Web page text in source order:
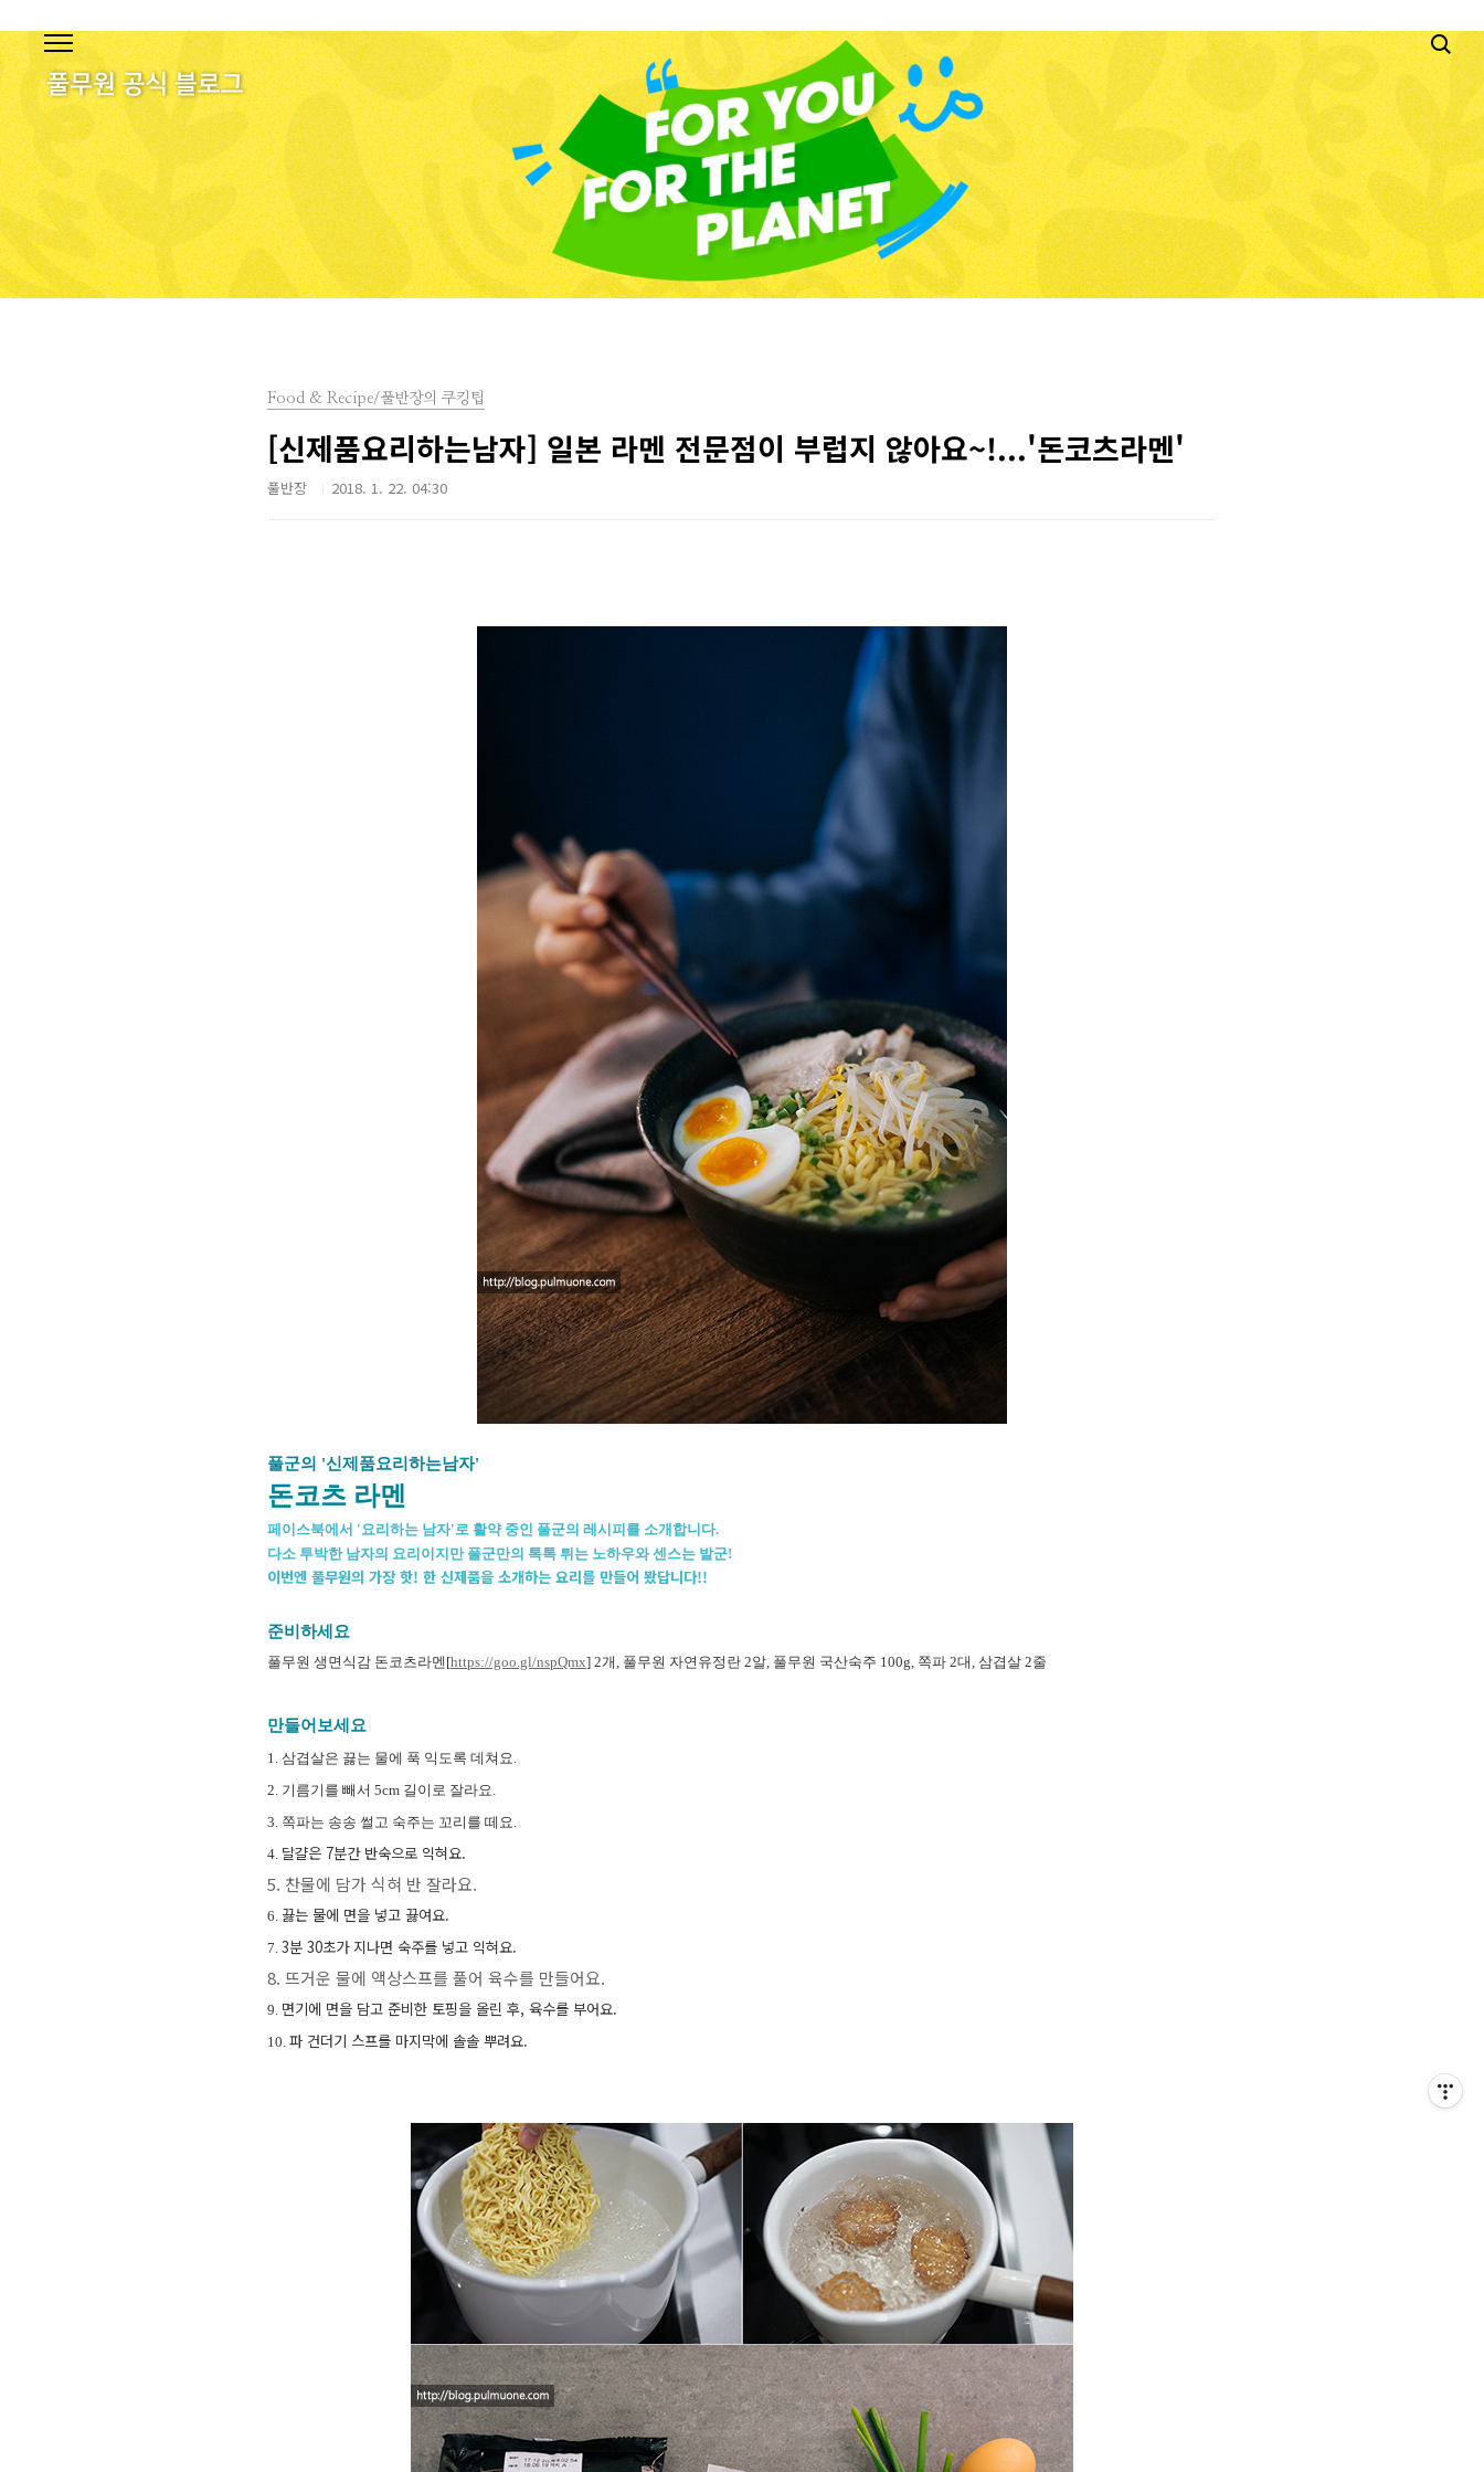
Food & Recipe/풀반장의 쿠킹팁
[신제품요리하는남자] 일본 라멘 전문점이 부럽지 않아요~!...'돈코츠라멘'
풀반장 2018. 1. 22. 04:30
풀군의 '신제품요리하는남자'
돈코츠 라멘
페이스북에서 '요리하는 남자'로 활약 중인 풀군의 레시피를 소개합니다.
다소 투박한 남자의 요리이지만 풀군만의 톡톡 튀는 노하우와 센스는 발군!
이번엔 풀무원의 가장 핫! 한 신제품을 소개하는 요리를 만들어 봤답니다!!
준비하세요
풀무원 생면식감 돈코츠라멘[https://goo.gl/nspQmx] 2개, 풀무원 자연유정란 2알, 풀무원 국산숙주 100g, 쪽파 2대, 삼겹살 2줄
만들어보세요
1. 삼겹살은 끓는 물에 푹 익도록 데쳐요
2. 기름기를 빼서 5cm 길이로 잘라요
3. 쪽파는 송송 썰고 숙주는 꼬리를 떼요.
4. 달걀은 7분간 반숙으로 익혀요.
5. 찬물에 담가 식혀 반 잘라요.
6. 끓는 물에 면을 넣고 끓여요.
7. 3분 30초가 지나면 숙주를 넣고 익혀요.
8. 뜨거운 물에 액상스프를 풀어 육수를 만들어요.
9. 면기에 면을 담고 준비한 토핑을 올린 후, 육수를 부어요.
10. 파 건더기 스프를 마지막에 솔솔 뿌려요.